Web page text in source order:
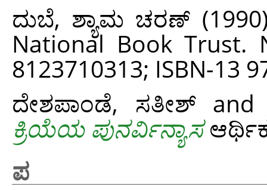
ದುಬೆ, ಶ್ಯಾಮ ಚರಣ್
National Book Trust.
‎8123710313; ISBN-13
ದೇಶಪಾಂಡೆ, ಸತೀಶ್‌
ಕ್ರಿಯೆಯ ಪುನರ್ವಿನ್ಯಾಸಆರ್ಥಿಕ
ಪ